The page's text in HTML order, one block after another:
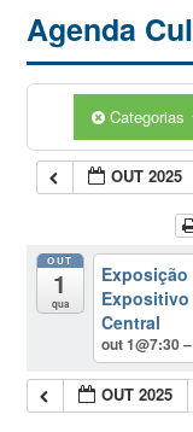
Agenda
Categorias
OUT 2025
OUT
1
qua
Exposição
Central
out 1@7:30
OUT 2025